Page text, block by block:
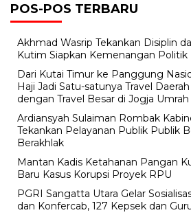
POS-POS TERBARU
Akhmad Wasrip Tekankan Disiplin
Kutim Siapkan Kemenangan Politik
Dari Kutai Timur ke Panggung
Haji Jadi Satu-satunya Travel
dengan Travel Besar di Jogja Umrah
Ardiansyah Sulaiman Rombak
Tekankan Pelayanan Publik Publik
Berakhlak
Mantan Kadis Ketahanan Pangan
Baru Kasus Korupsi Proyek RPU
PGRI Sangatta Utara Gelar
dan Konfercab, 127 Kepsek dan